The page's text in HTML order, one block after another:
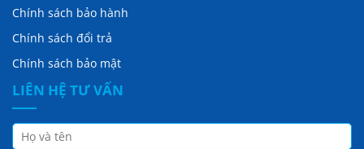
Chính sách bảo hành
Chính sách đổi trả
Chính sách bảo mật
LIÊN HỆ TƯ VẤN